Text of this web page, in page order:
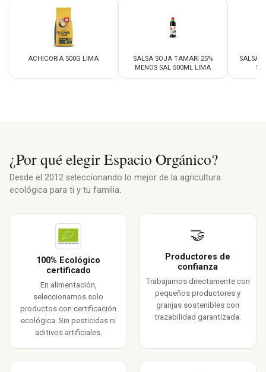
ACHICORIA 500G LIMA
SALSA SOJA TAMARI 25%
MENOS SAL 500ML LIMA
SALSA
¿Por qué elegir Espacio Orgánico?
Desde el 2012 seleccionando lo mejor de la agricultura
ecológica para ti y tu familia.
100% Ecológico
certificado
En alimentación,
seleccionamos solo
productos con certificación
ecológica. Sin pesticidas ni
aditivos artificiales.
🤝
Productores de
confianza
Trabajamos directamente con
pequeños productores y
granjas sostenibles con
trazabilidad garantizada.